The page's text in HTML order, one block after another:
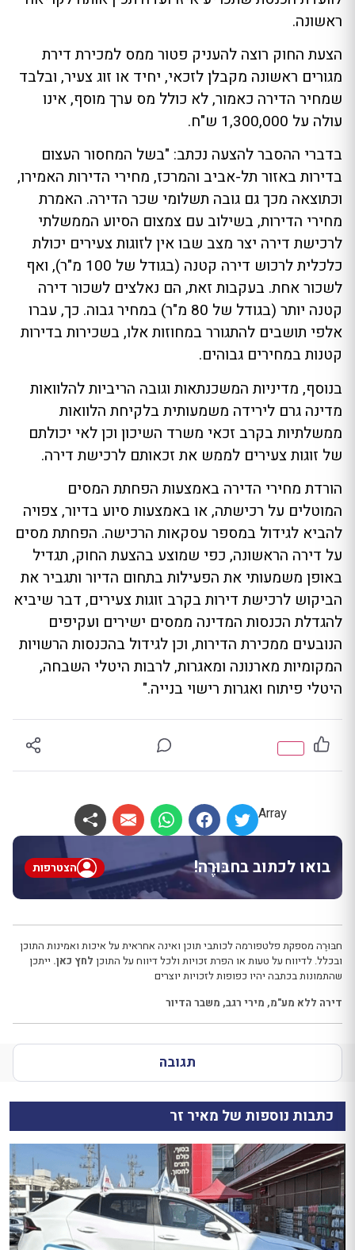
ראשונה.
הצעת החוק רוצה להעניק פטור ממס למכירת דירת
מגורים ראשונה מקבלן לזכאי, יחיד או זוג צעיר, ובלבד
שמחיר הדירה כאמור, לא כולל מס ערך מוסף, אינו
עולה על 1,300,000 ש"ח.
בדברי ההסבר להצעה נכתב: "בשל המחסור העצום
בדירות באזור תל-אביב והמרכז, מחירי הדירות האמירו,
וכתוצאה מכך גם גובה תשלומי שכר הדירה. האמרת
מחירי הדירות, בשילוב עם צמצום הסיוע הממשלתי
לרכישת דירה יצר מצב שבו אין לזוגות צעירים יכולת
כלכלית לרכוש דירה קטנה (בגודל של 100 מ"ר), ואף
לשכור אחת. בעקבות זאת, הם נאלצים לשכור דירה
קטנה יותר (בגודל של 80 מ"ר) במחיר גבוה. כך, עברו
אלפי תושבים להתגורר במחוזות אלו, בשכירות בדירות
קטנות במחירים גבוהים.
בנוסף, מדיניות המשכנתאות וגובה הריביות להלוואות
מדינה גרם לירידה משמעותית בלקיחת הלוואות
ממשלתיות בקרב זכאי משרד השיכון וכן לאי יכולתם
של זוגות צעירים לממש את זכאותם לרכישת דירה.
הורדת מחירי הדירה באמצעות הפחתת המסים
המוטלים על רכישתה, או באמצעות סיוע בדיור, צפויה
להביא לגידול במספר עסקאות הרכישה. הפחתת מסים
על דירה הראשונה, כפי שמוצע בהצעת החוק, תגדיל
באופן משמעותי את הפעילות בתחום הדיור ותגביר את
הביקוש לרכישת דירות בקרב זוגות צעירים, דבר שיביא
להגדלת הכנסות המדינה ממסים ישירים ועקיפים
הנובעים ממכירת הדירות, וכן לגידול בהכנסות הרשויות
המקומיות מארנונה ומאגרות, לרבות היטלי השבחה,
היטלי פיתוח ואגרות רישוי בנייה."
Array
בואו לכתוב בחבּוּרֶה! הצטרפות
חבּוּרֶה מספקת פלטפורמה לכותבי תוכן ואינה אחראית על איכות ואמינות התוכן
ובכלל. לדיווח על טעות או הפרת זכויות ולכל דיווח על התוכן לחץ כאן. ייתכן
שהתמונות בכתבה יהיו כפופות לזכויות יוצרים
דירה ללא מע"מ, מירי רגב, משבר הדיור
תגובה
כתבות נוספות של מאיר זר